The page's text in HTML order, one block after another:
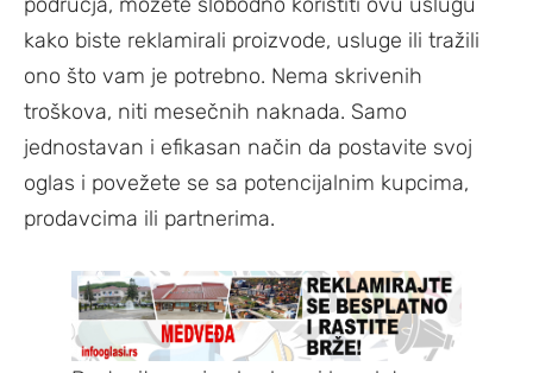
kako biste reklamirali proizvode, usluge ili tražili
ono što vam je potrebno. Nema skrivenih
troškova, niti mesečnih naknada. Samo
jednostavan i efikasan način da postavite svoj
oglas i povežete se sa potencijalnim kupcima,
prodavcima ili partnerima.